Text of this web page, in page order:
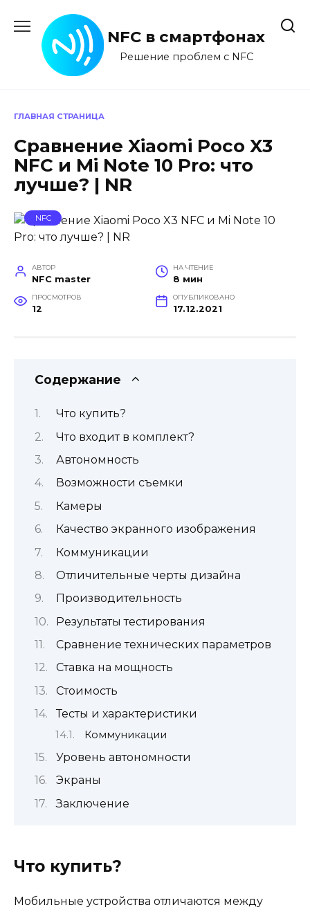
содержанию
NFC в смартфонах
Решение проблем с NFC
ГЛАВНАЯ СТРАНИЦА
Сравнение Xiaomi Poco X3
NFC и Mi Note 10 Pro: что
лучше? | NR
NFC
АВТОР
NFC master
НА ЧТЕНИЕ
8 мин
ПРОСМОТРОВ
12
ОПУБЛИКОВАНО
17.12.2021
Содержание
Что купить?
Что входит в комплект?
Автономность
Возможности съемки
Камеры
Качество экранного изображения
Коммуникации
Отличительные черты дизайна
Производительность
Результаты тестирования
Сравнение технических параметров
Ставка на мощность
Стоимость
Тесты и характеристики
Коммуникации
Уровень автономности
Экраны
Заключение
Что купить?
Мобильные устройства отличаются между